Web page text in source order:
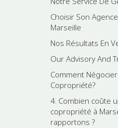
Choisir Son
Marseille
Nos Résultats En
Our Advisory And
Comment
Copropriété?
4. Combien coûte
copropriété à
rapportons ?